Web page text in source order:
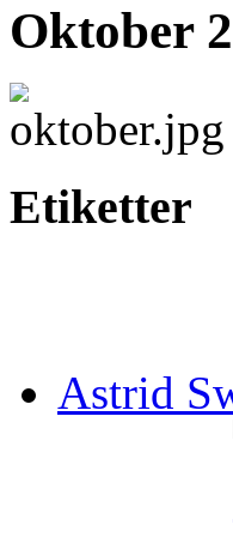
Oktober
Etiketter
Astrid